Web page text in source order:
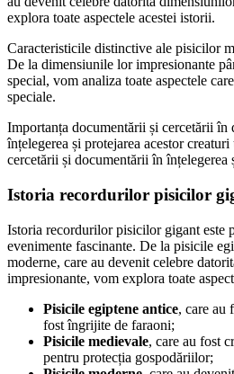
explora toate aspectele acestei istorii.
Caracteristicile distinctive ale pisicilor
De la dimensiunile lor impresionante
special, vom analiza toate aspectele
speciale.
Importanța documentării și cercetării în
înțelegerea și protejarea acestor
cercetării și documentării în
Istoria recordurilor pisicilor
Istoria recordurilor pisicilor gigant este
evenimente fascinante. De la pisicile
moderne, care au devenit celebre
impresionante, vom explora toate
Pisicile egiptene antice, care au
fost îngrijite de faraoni;
Pisicile medievale, care au fost
pentru protecția gospodăriilor;